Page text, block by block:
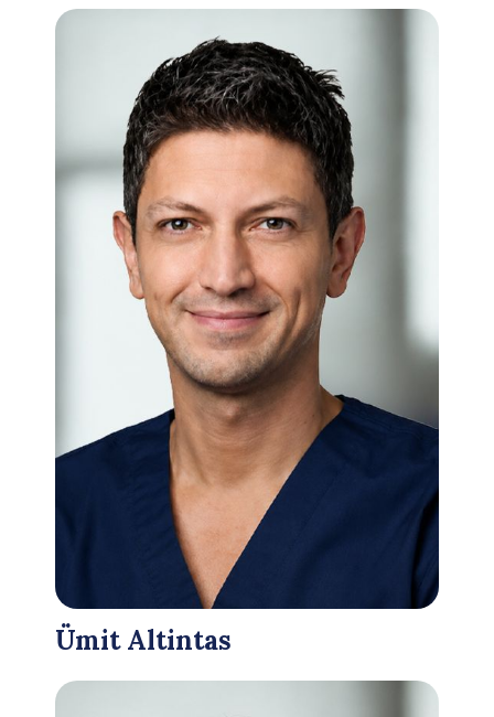
Ümit Altintas